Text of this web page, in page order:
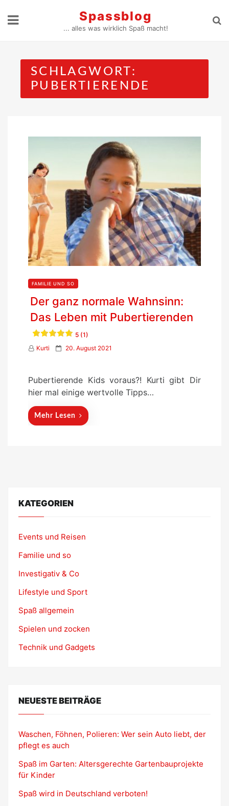
Spassblog
... alles was wirklich Spaß macht!
SCHLAGWORT:
PUBERTIERENDE
FAMILIE UND SO
Der ganz normale Wahnsinn:
Das Leben mit Pubertierenden
5 (1)
Kurti
P
t
e
20. August 2021
Pubertierende Kids voraus?! Kurti gibt Dir
hier mal einige wertvolle Tipps…
Mehr Lesen
KATEGORIEN
Events und Reisen
Familie und so
Investigativ & Co
Lifestyle und Sport
Spaß allgemein
Spielen und zocken
Technik und Gadgets
NEUESTE BEITRÄGE
Waschen, Föhnen, Polieren: Wer sein Auto liebt, der
pflegt es auch
Spaß im Garten: Altersgerechte Gartenbauprojekte
für Kinder
Spaß wird in Deutschland verboten!